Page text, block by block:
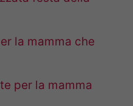
la mamma che
per la mamma